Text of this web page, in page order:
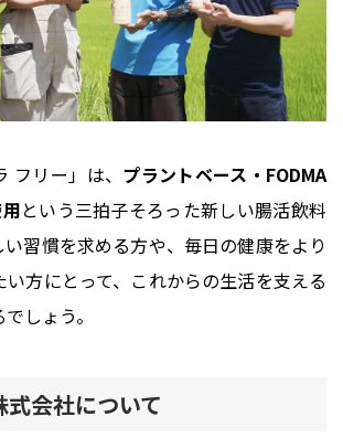
フリー」は、 プラントベース・FODMA
という三拍子そろった新しい腸活飲料
習慣を求める方や、毎日の健康をより
方にとって、これからの生活を支える
しょう。
会社について